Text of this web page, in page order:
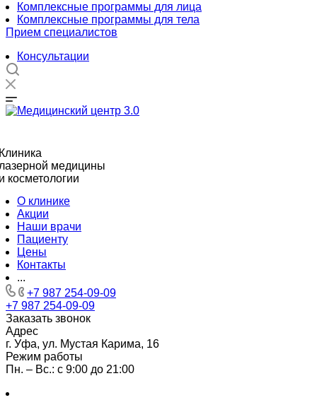
Комплексные программы для лица
Комплексные программы для тела
Прием специалистов
Консультации
медицины
косметологии
О клинике
Акции
Наши врачи
Пациенту
Цены
Контакты
...
+7 987 254-09-09
+7 987 254-09-09
Заказать звонок
Адрес
г. Уфа, ул. Мустая Карима, 16
Режим работы
Пн. – Вс.: с 9:00 до 21:00